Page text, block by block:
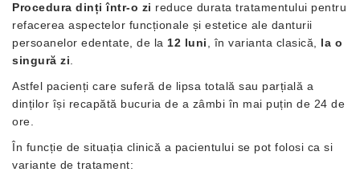
Procedura dinți într-o zi reduce durata tratamentului pentru
refacerea aspectelor funcționale și estetice ale danturii
persoanelor edentate, de la 12 luni , în varianta clasică, la o
singură zi
Astfel pacienți care suferă de lipsa totală sau parțială a
dinților își recapătă bucuria de a zâmbi în mai puțin de 24 de
ore.
În funcție de situația clinică a pacientului se pot folosi ca si
variante de tratament: